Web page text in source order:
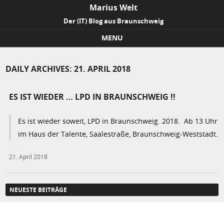
Marius Welt
Der (IT) Blog aus Braunschweig
MENU
DAILY ARCHIVES:21. APRIL 2018
ES IST WIEDER … LPD IN BRAUNSCHWEIG !!
Es ist wieder soweit, LPD in Braunschweig. 2018. Ab 13 Uhr
im Haus der Talente, Saalestraße, Braunschweig-Weststadt.
21. April 2018
NEUESTE BEITRÄGE